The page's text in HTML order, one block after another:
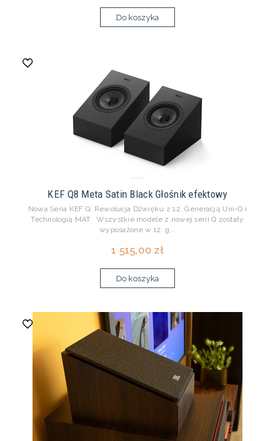
Do koszyka
KEF Q8 Meta Satin Black Głośnik efektowy
Nowa Seria KEF Q: Rewolucja Dźwięku z 12. Generacją Uni-Q i
Technologią MAT Wszystkie modele z nowej serii Q zostały
wyposażone w 12. g...
1 515,00 zł
Do koszyka